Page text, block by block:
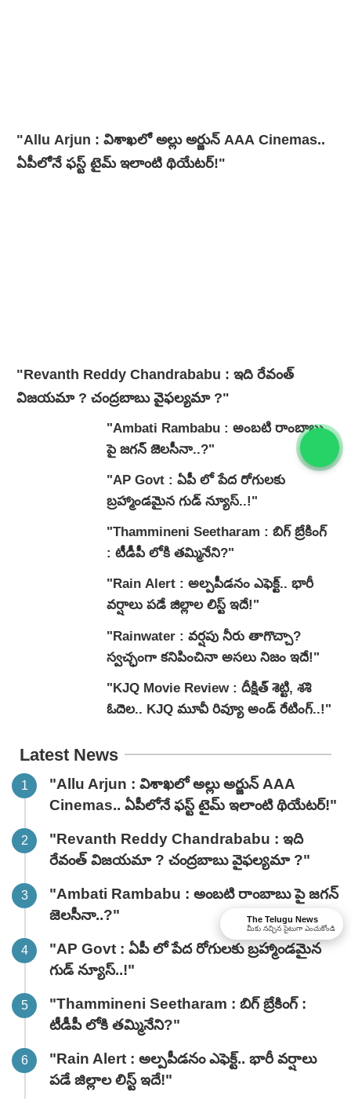
"Allu Arjun : విశాఖలో అల్లు అర్జున్ AAA Cinemas..
ఏపీలోనే ఫస్ట్ టైమ్ ఇలాంటి థియేటర్!"
"Revanth Reddy Chandrababu : ఇది రేవంత్
విజయమా ? చంద్రబాబు వైఫల్యమా ?"
"Ambati Rambabu : అంబటి రాంబాబు
పై జగన్ జెలసీనా..?"
"AP Govt : ఏపీ లో పేద రోగులకు
బ్రహ్మాండమైన గుడ్ న్యూస్..!"
"Thammineni Seetharam : బిగ్ బ్రేకింగ్
: టీడీపీ లోకి తమ్మినేని?"
"Rain Alert : అల్పపీడనం ఎఫెక్ట్.. భారీ
వర్షాలు పడే జిల్లాల లిస్ట్ ఇదే!"
"Rainwater : వర్షపు నీరు తాగొచ్చా?
స్వచ్ఛంగా కనిపించినా అసలు నిజం ఇదే!"
"KJQ Movie Review : దీక్షిత్ శెట్టి, శశి
ఓదెల.. KJQ మూవీ రివ్యూ అండ్ రేటింగ్‌..!"
Latest News
"Allu Arjun : విశాఖలో అల్లు అర్జున్ AAA
Cinemas.. ఏపీలోనే ఫస్ట్ టైమ్ ఇలాంటి థియేటర్!"
"Revanth Reddy Chandrababu : ఇది
రేవంత్ విజయమా ? చంద్రబాబు వైఫల్యమా ?"
"Ambati Rambabu : అంబటి రాంబాబు పై జగన్
జెలసీనా..?"
"AP Govt : ఏపీ లో పేద రోగులకు బ్రహ్మాండమైన
గుడ్ న్యూస్..!"
"Thammineni Seetharam : బిగ్ బ్రేకింగ్ :
టీడీపీ లోకి తమ్మినేని?"
"Rain Alert : అల్పపీడనం ఎఫెక్ట్.. భారీ వర్షాలు
పడే జిల్లాల లిస్ట్ ఇదే!"
The Telugu News
మీకు నచ్చిన సైటుగా ఎంచుకోండి